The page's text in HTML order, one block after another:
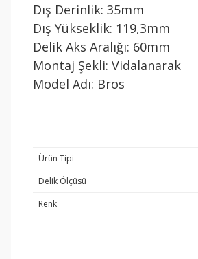
Dış Derinlik: 35mm
Dış Yükseklik: 119,3mm
Delik Aks Aralığı: 60mm
Montaj Şekli: Vidalanarak
Model Adı: Bros
Ürün Tipi
Delik Ölçüsü
Renk